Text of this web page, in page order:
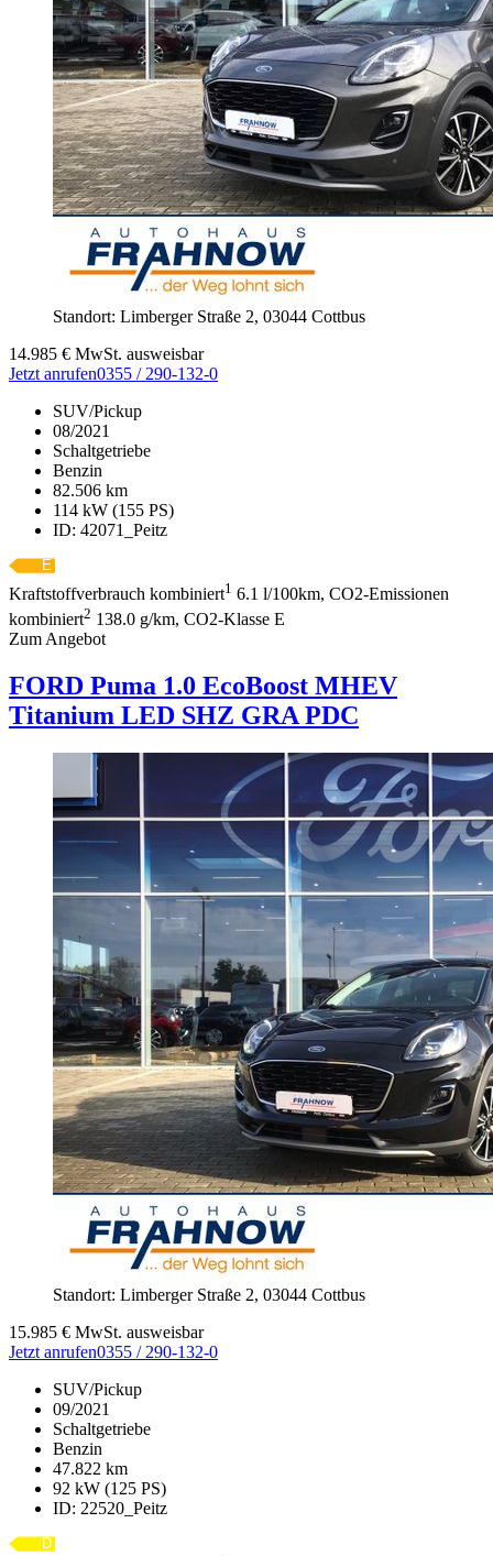
Standort: Limberger Straße 2, 03044 Cottbus
14.985 € MwSt. ausweisbar
Jetzt anrufen0355 / 290-132-0
SUV/Pickup
08/2021
Schaltgetriebe
Benzin
82.506 km
114 kW (155 PS)
ID: 42071_Peitz
Kraftstoffverbrauch kombiniert1 6.1 l/100km, CO2-Emissionen
kombiniert2 138.0 g/km, CO2-Klasse E
Zum Angebot
FORD Puma 1.0 EcoBoost MHEV
Titanium LED SHZ GRA PDC
Standort: Limberger Straße 2, 03044 Cottbus
15.985 € MwSt. ausweisbar
Jetzt anrufen0355 / 290-132-0
SUV/Pickup
09/2021
Schaltgetriebe
Benzin
47.822 km
92 kW (125 PS)
ID: 22520_Peitz